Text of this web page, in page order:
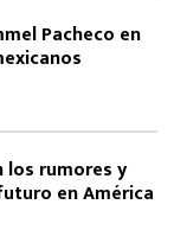
Pacheco en
los rumores y
en América